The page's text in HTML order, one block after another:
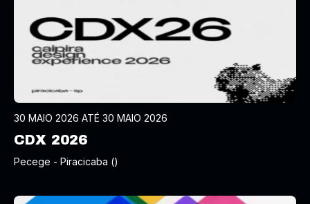
30 MAIO 2026 ATÉ 30 MAIO 2026
CDX 2026
Pecege - Piracicaba ()